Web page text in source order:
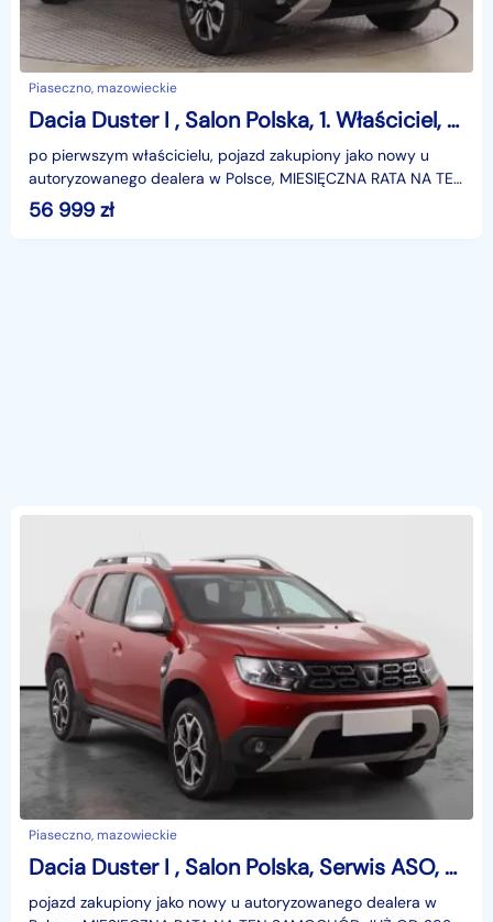
Piaseczno, mazowieckie
Dacia Duster I , Salon Polska, 1. Właściciel, Serwis ASO, GAZ, Navi,
po pierwszym właścicielu, pojazd zakupiony jako nowy u
autoryzowanego dealera w Polsce, MIESIĘCZNA RATA NA TEN
SAMOCHÓD JUŻ OD 339 PLN*Podana w ogłoszeniu loka
56 999 zł
Piaseczno, mazowieckie
Dacia Duster I , Salon Polska, Serwis ASO, GAZ, Navi, Klima, Tempomat,
pojazd zakupiony jako nowy u autoryzowanego dealera w